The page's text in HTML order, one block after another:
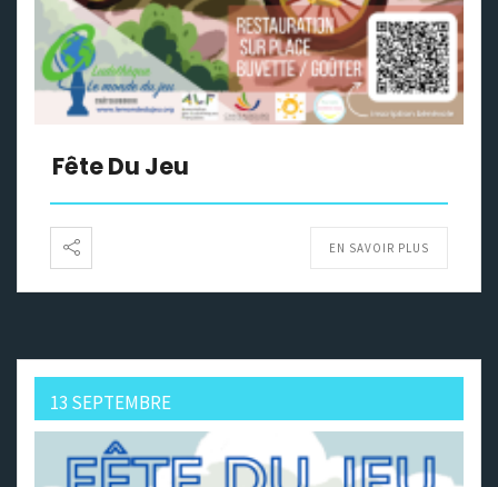
Fête Du Jeu
EN SAVOIR PLUS
13 SEPTEMBRE